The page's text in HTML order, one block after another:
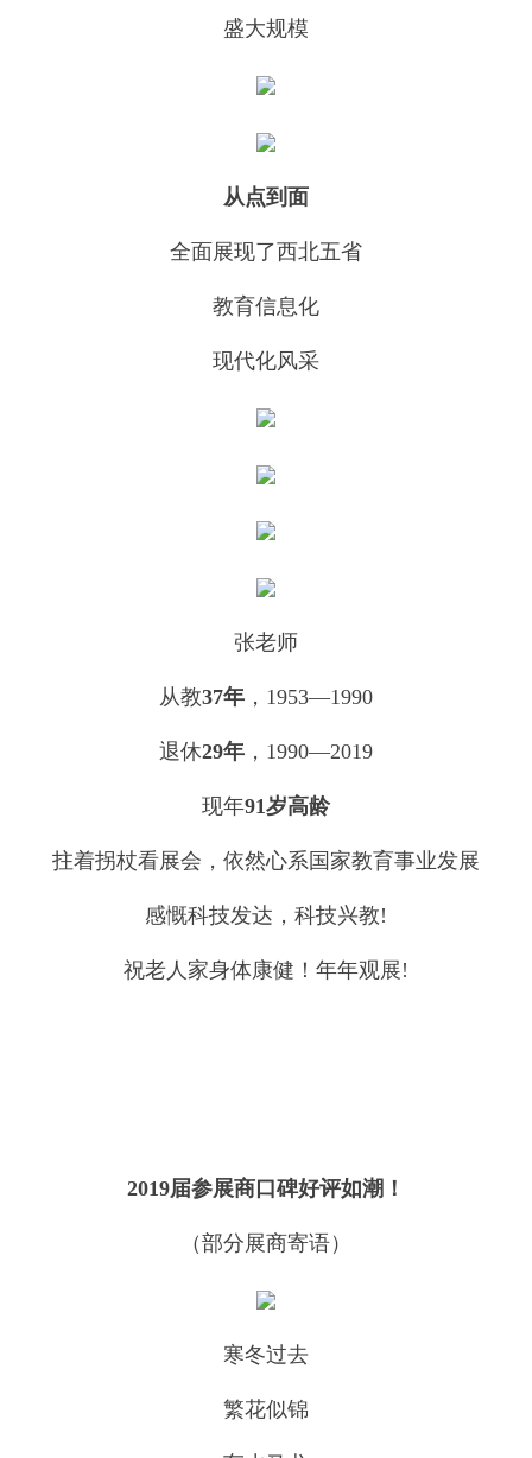
盛大规模
从点到面
全面展现了西北五省
教育信息化
现代化风采
张老师
从教37年 ，1953—1990
退休29年 ，1990—2019
现年91岁高龄
拄着拐杖看展会，依然心系国家教育事业发展
感慨科技发达，科技兴教!
祝老人家身体康健！年年观展!
2019届参展商口碑好评如潮！
（部分展商寄语）
寒冬过去
繁花似锦